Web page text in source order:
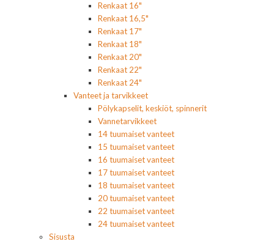
Renkaat 16"
Renkaat 16,5"
Renkaat 17"
Renkaat 18"
Renkaat 20"
Renkaat 22"
Renkaat 24"
Vanteet ja tarvikkeet
Pölykapselit, keskiöt, spinnerit
Vannetarvikkeet
14 tuumaiset vanteet
15 tuumaiset vanteet
16 tuumaiset vanteet
17 tuumaiset vanteet
18 tuumaiset vanteet
20 tuumaiset vanteet
22 tuumaiset vanteet
24 tuumaiset vanteet
Sisusta